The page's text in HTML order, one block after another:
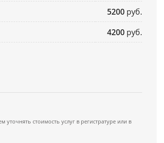
5200 руб.
4200 руб.
стоимость услуг в регистратуре или в